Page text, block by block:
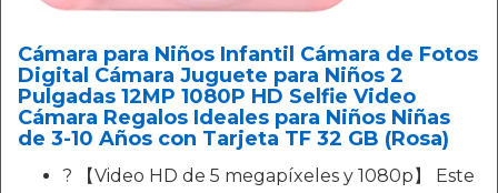
Cámara para Niños Infantil Cámara de Fotos
Digital Cámara Juguete para Niños 2
Pulgadas 12MP 1080P HD Selfie Video
Cámara Regalos Ideales para Niños Niñas
de 3-10 Años con Tarjeta TF 32 GB (Rosa)
? 【Video HD de 5 megapíxeles y 1080p】 Este